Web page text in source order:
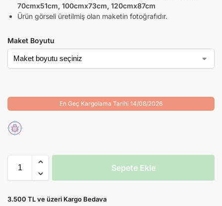
70cmx51cm, 100cmx73cm, 120cmx87cm
Ürün görseli üretilmiş olan maketin fotoğrafıdır.
Maket Boyutu
En Geç Kargolama Tarihi 14/08/2026
Sepete Ekle
3.500 TL ve üzeri Kargo Bedava